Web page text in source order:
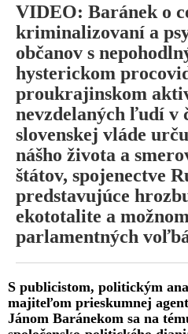
VIDEO: Baránek o
kriminalizovaní a
občanov s
hysterickom
proukrajinskom
nevzdelaných ľudí v
slovenskej vláde
nášho života a
štátov, spojenectve
predstavujúce
ekototalite a
parlamentných
S publicistom, politickým
majiteľom prieskumnej
Jánom Baránekom sa na